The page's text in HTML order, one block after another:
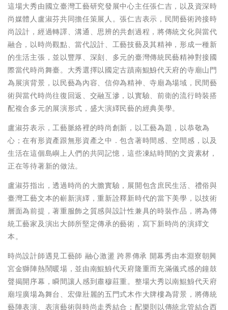
這場大秀由國立臺灣工藝研究發展中心主任張仁吉，以及資深時
尚媒體人盧淑芬共同擔任策展人。張仁吉表示，民間藝術跨接時
尚設計，經過轉譯、溝通、思辨的共創過程，將傳統文化與當代
融合，以時尚觀點、當代設計、工藝技藝及其精神，形成一種新
的生活主張，並以豐厚、深刻、多元的臺灣傳統民藝精神對接國
際當代時尚舞臺。大秀選擇以國定古蹟南鯤鯓代天府的寺廟山門
為展演背景，以民藝為內容、信仰為精神、寺廟為場域，民間藝
術與當代時尚往復回返、交融互滲，以實驗、前衛的流行時裝搭
配複合多元的展演形式，盛大演繹民藝的經典美學。
盧淑芬表示，工藝脈絡裡的時尚創新，以工藝為題，以恭敬為
心；在有形資產跟無形資產之中．包含著時間感、空間感，以及
生活在這個島嶼上人們的共同記憶，這些凍結時間的文資素材，
正在等待著新的做法。
盧淑芬指出，透過時尚的大膽實驗，展開包含庶民生活、禮俗與
臺灣工藝文本的嶄新演繹，重新詮釋新時代的當下美學，以技術
層面為前提，著重服飾之質感與設計性兼具的時裝作品，將為傳
統工藝家及演出大師所堅定傳承的藝術，寫下新時尚的演繹文
本。
時尚設計師遇見工藝師 融心激盪 跨界傳承 開幕秀由本淵寮朝興
宮金獅陣熱鬧暖場，並由南鯤鯓代天府隆重而充滿儀式感的鐘鼓
聲揭開序幕，瞬間讓人感到肅穆莊重。整場大秀以南鯤鯓代天府
廟埕廣場為舞台、宏偉壯麗的五門式木作大牌樓為背景，將傳統
藝陣表演、表演藝術與時尚走秀結合；配樂則以傳統北管結合西